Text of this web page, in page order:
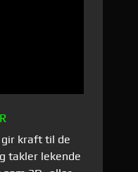
gir kraft til de
takler lekende